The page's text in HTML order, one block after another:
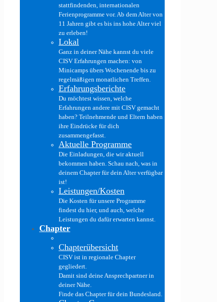
stattfindenden, internationalen
Ferienprogramme vor. Ab dem Alter von
11 Jahren gibt es bis ins hohe Alter viel
zu erleben!
Lokal
Ganz in deiner Nähe kannst du viele
CISV Erfahrungen machen: von
Minicamps übers Wochenende bis zu
regelmäßigen monatlichen Treffen.
Erfahrungsberichte
Du möchtest wissen, welche
Erfahrungen andere mit CISV gemacht
haben? Teilnehmende und Eltern haben
ihre Eindrücke für dich
zusammengefasst.
Aktuelle Programme
Die Einladungen, die wir aktuell
bekommen haben. Schau nach, was in
deinem Chapter für dein Alter verfügbar
ist!
Leistungen/Kosten
Die Kosten für unsere Programme
findest du hier, und auch, welche
Leistungen du dafür erwarten kannst.
Chapter
Chapterübersicht
CISV ist in regionale Chapter
gegliedert.
Damit sind deine Ansprechpartner in
deiner Nähe.
Finde das Chapter für dein Bundesland.